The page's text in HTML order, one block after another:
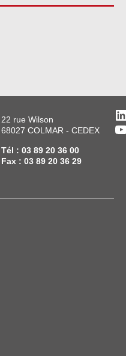
22 rue Wilson
68027 COLMAR - CEDEX
Tél : 03 89 20 36 00
Fax : 03 89 20 36 29